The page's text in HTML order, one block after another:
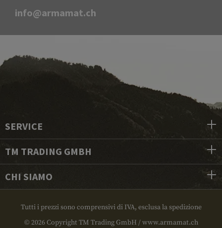
info@armamat.ch
SERVICE
TM TRADING GMBH
CHI SIAMO
Tutti i prezzi sono comprensivi di IVA, esclusa la spedizione
© 2026 Copyright TM Trading GmbH / www.armamat.ch